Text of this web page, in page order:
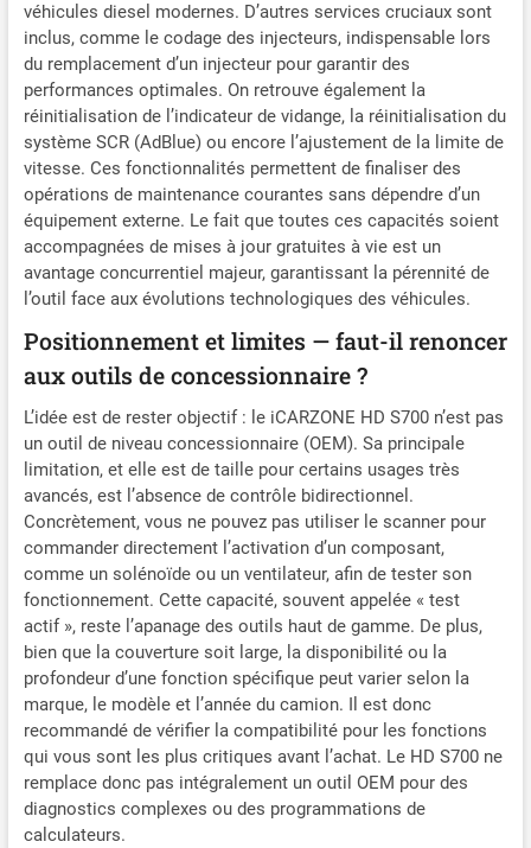
véhicules diesel modernes. D’autres services cruciaux sont
inclus, comme le codage des injecteurs, indispensable lors
du remplacement d’un injecteur pour garantir des
performances optimales. On retrouve également la
réinitialisation de l’indicateur de vidange, la réinitialisation du
système SCR (AdBlue) ou encore l’ajustement de la limite de
vitesse. Ces fonctionnalités permettent de finaliser des
opérations de maintenance courantes sans dépendre d’un
équipement externe. Le fait que toutes ces capacités soient
accompagnées de mises à jour gratuites à vie est un
avantage concurrentiel majeur, garantissant la pérennité de
l’outil face aux évolutions technologiques des véhicules.
Positionnement et limites — faut-il renoncer
aux outils de concessionnaire ?
L’idée est de rester objectif : le iCARZONE HD S700 n’est pas
un outil de niveau concessionnaire (OEM). Sa principale
limitation, et elle est de taille pour certains usages très
avancés, est l’absence de contrôle bidirectionnel.
Concrètement, vous ne pouvez pas utiliser le scanner pour
commander directement l’activation d’un composant,
comme un solénoïde ou un ventilateur, afin de tester son
fonctionnement. Cette capacité, souvent appelée « test
actif », reste l’apanage des outils haut de gamme. De plus,
bien que la couverture soit large, la disponibilité ou la
profondeur d’une fonction spécifique peut varier selon la
marque, le modèle et l’année du camion. Il est donc
recommandé de vérifier la compatibilité pour les fonctions
qui vous sont les plus critiques avant l’achat. Le HD S700 ne
remplace donc pas intégralement un outil OEM pour des
diagnostics complexes ou des programmations de
calculateurs.